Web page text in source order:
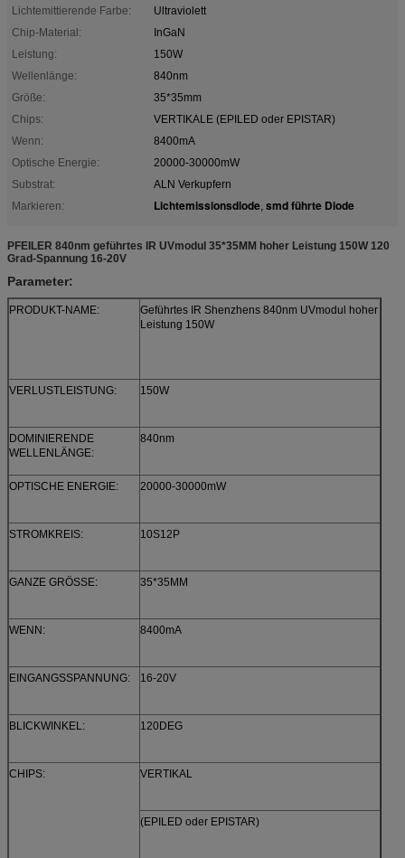
Lichtemittierende Farbe:
Ultraviolett
Chip-Material:
InGaN
Leistung:
150W
Wellenlänge:
840nm
Größe:
35*35mm
Chips:
VERTIKALE (EPILED oder EPISTAR)
Wenn:
8400mA
Optische Energie:
20000-30000mW
Substrat:
ALN Verkupfern
Markieren:
Lichtemissionsdiode, smd führte Diode
PFEILER 840nm geführtes IR UVmodul 35*35MM hoher Leistung 150W 120
Grad-Spannung 16-20V
Parameter:
PRODUKT-NAME:
Geführtes IR Shenzhens 840nm UVmodul hoher
Leistung 150W
VERLUSTLEISTUNG: 150W
DOMINIERENDE
WELLENLÄNGE:
840nm
OPTISCHE ENERGIE: 20000-30000mW
STROMKREIS: 10S12P
GANZE GRÖSSE: 35*35MM
WENN: 8400mA
EINGANGSSPANNUNG: 16-20V
BLICKWINKEL: 120DEG
CHIPS: VERTIKAL
(EPILED oder EPISTAR)